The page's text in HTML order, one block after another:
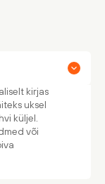
kirjas
uksel
küljel.
või